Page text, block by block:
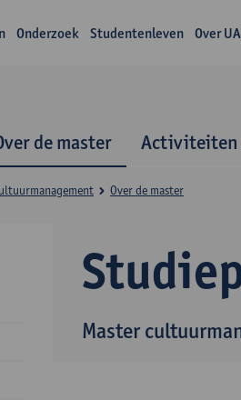
Onderzoek Studentenleven Over
de master Activiteiten
Master
Over de master